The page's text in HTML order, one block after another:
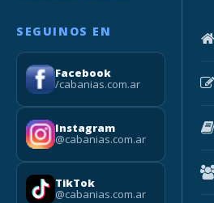
SEGUINOS EN
Facebook
/cabanias.com.ar
Instagram
@cabanias.com.ar
TikTok
@cabanias.com.ar